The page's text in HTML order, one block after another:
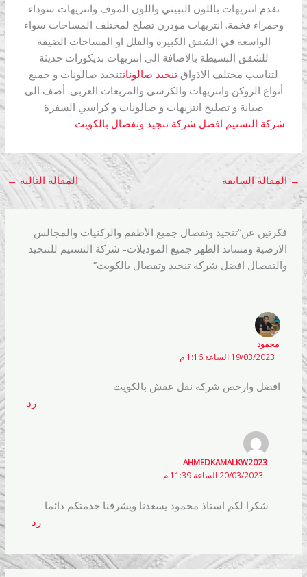
نقدم انتريهات باللون النبيتي واللون الموف وانتريهات سوداء
وحمراء فخمة. انتريهات مودرن تصلح لمختلف المساحات سواء
الواسعة في الشقق الكبيرة والفلل او المساحات الضيقة
للشقق البسيطة بالاضافة الي انتريهات بديكورات حديثة
لتناسب مختلف الاذواق تنجيد صالوناتتنجيد صالونات و جميع
أنواع الروكن وانتريهات والكرسي والمربعات العربي. أضف الى
صيانة و تصليح انتريهات و صالونات و كراسي السفرة
شركة التسنيم افضل شركة تنجيد وتفصال بالكويت
→ المقالة السابقة المقالة التالية←
فكرتين عن“تنجيد وتفصال جميع الأطقم والركنيات والمجالس
الارضية ومساند الظهر جميع الموديلات- شركة التسنيم للتنجيد
والتفصال افضل شركة تنجيد وتفصال بالكويت”
محمود
19/03/2023 الساعة 1:16 م
افضل وارخص شركة نقل عفش بالكويت
رد
AHMEDKAMALKW2023
20/03/2023 الساعة 11:39 م
شكرا لكم استاذ محمود يسعدنا ويشرفنا خدمتكم دائما
رد